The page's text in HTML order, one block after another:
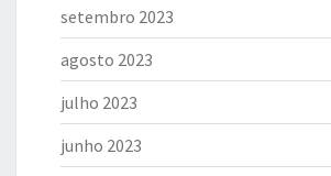
setembro 2023
agosto 2023
julho 2023
junho 2023